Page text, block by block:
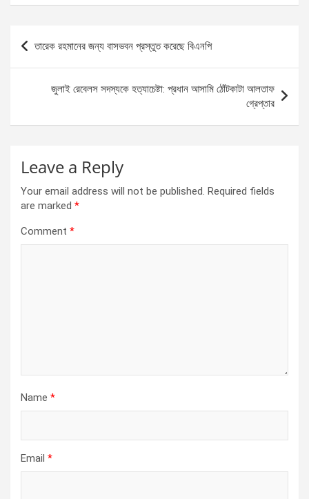
ce
o
o
k
se
g
er
at
A
p
p
ar
Post
navigation
তারেক রহমানের জন্য বাসভবন প্রস্তুত করেছে বিএনপি
জুলাই রেবেলস সদস্যকে হত্যাচেষ্টা: প্রধান আসামি ঠোঁটকাটা আলতাফ
গ্রেপ্তার
Leave a Reply
Your email address will not be published. Required fields
are marked *
Comment *
Name *
Email *